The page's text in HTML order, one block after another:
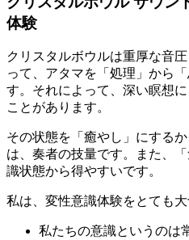
体験
クリスタルボウルは重厚な音
って、アタマを「処理」から
す。それによって、深い瞑想
ことがあります。
その状態を「癒やし」にする
は、奏者の技量です。また、
識状態から得やすいです。
私は、変性意識体験をとても
私たちの意識というのは